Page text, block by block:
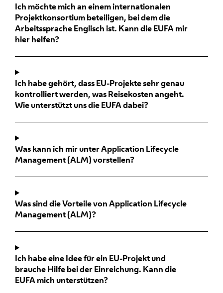
Ich möchte mich an einem internationalen
Projektkonsortium beteiligen, bei dem die
Arbeitssprache Englisch ist. Kann die EUFA mir
hier helfen?
Ich habe gehört, dass EU-Projekte sehr genau
kontrolliert werden, was Reisekosten angeht.
Wie unterstützt uns die EUFA dabei?
Was kann ich mir unter Application Lifecycle
Management (ALM) vorstellen?
Was sind die Vorteile von Application Lifecycle
Management (ALM)?
Ich habe eine Idee für ein EU-Projekt und
brauche Hilfe bei der Einreichung. Kann die
EUFA mich unterstützen?